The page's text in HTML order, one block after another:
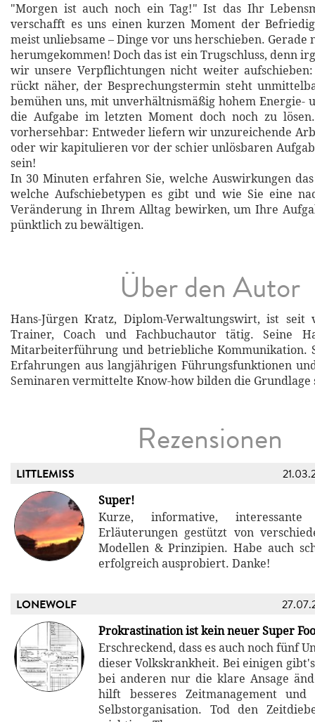
"Morgen ist auch noch ein Tag!" Ist das Ihr
verschafft es uns einen kurzen Moment der
meist unliebsame – Dinge vor uns herschieben. Gerade
herumgekommen! Doch das ist ein Trugschluss, denn
wir unsere Verpflichtungen nicht weiter
rückt näher, der Besprechungstermin steht
bemühen uns, mit unverhältnismäßig hohem Energie-
die Aufgabe im letzten Moment doch noch zu
vorhersehbar: Entweder liefern wir unzureichende
oder wir kapitulieren vor der schier unlösbaren
sein!
In 30 Minuten erfahren Sie, welche Auswirkungen
welche Aufschiebetypen es gibt und wie Sie eine
Veränderung in Ihrem Alltag bewirken, um Ihre
pünktlich zu bewältigen.
Über den Autor
Hans-Jürgen Kratz, Diplom-Verwaltungswirt, ist seit
Trainer, Coach und Fachbuchautor tätig. Seine
Mitarbeiterführung und betriebliche Kommunikation.
Erfahrungen aus langjährigen Führungsfunktionen
Seminaren vermittelte Know-how bilden die Grundlage
Rezensionen
LITTLEMISS
Super!
Kurze, informative,
Erläuterungen gestützt von
Modellen & Prinzipien. Habe auch
erfolgreich ausprobiert. Danke!
LONEWOLF
Prokrastination ist kein neuer Super
Erschreckend, dass es auch noch fünf
dieser Volkskrankheit. Bei einigen
bei anderen nur die klare Ansage
hilft besseres Zeitmanagement
Selbstorganisation. Tod den